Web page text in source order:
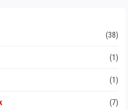
(38)
(1)
(1)
(7)